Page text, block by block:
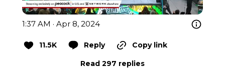
1:37 AM · Apr 8, 2024
11.5K Reply Copy link
Read 297 replies